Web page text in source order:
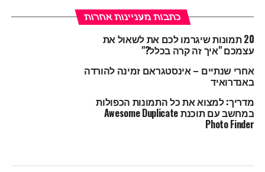
כתבות מעניינות אחרות
20 תמונות שיגרמו לכם את לשאול את
עצמכם "איך זה קרה בכלל?"
אחרי שנתיים – אינסטגראם זמינה להורדה
באנדרואיד
מדריך: למצוא את כל התמונות הכפולות
במחשב עם תוכנת Awesome Duplicate
Photo Finder